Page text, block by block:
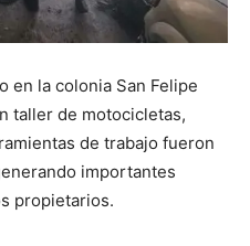
en la colonia San Felipe
taller de motocicletas,
de trabajo fueron
importantes
propietarios.